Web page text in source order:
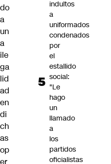
do
a
un
a
ile
ga
lid
ad
en
di
ch
as
op
er
indultos
a
uniformados
condenados
por
el
estallido
social:
"Le
hago
un
llamado
a
los
partidos
oficialistas